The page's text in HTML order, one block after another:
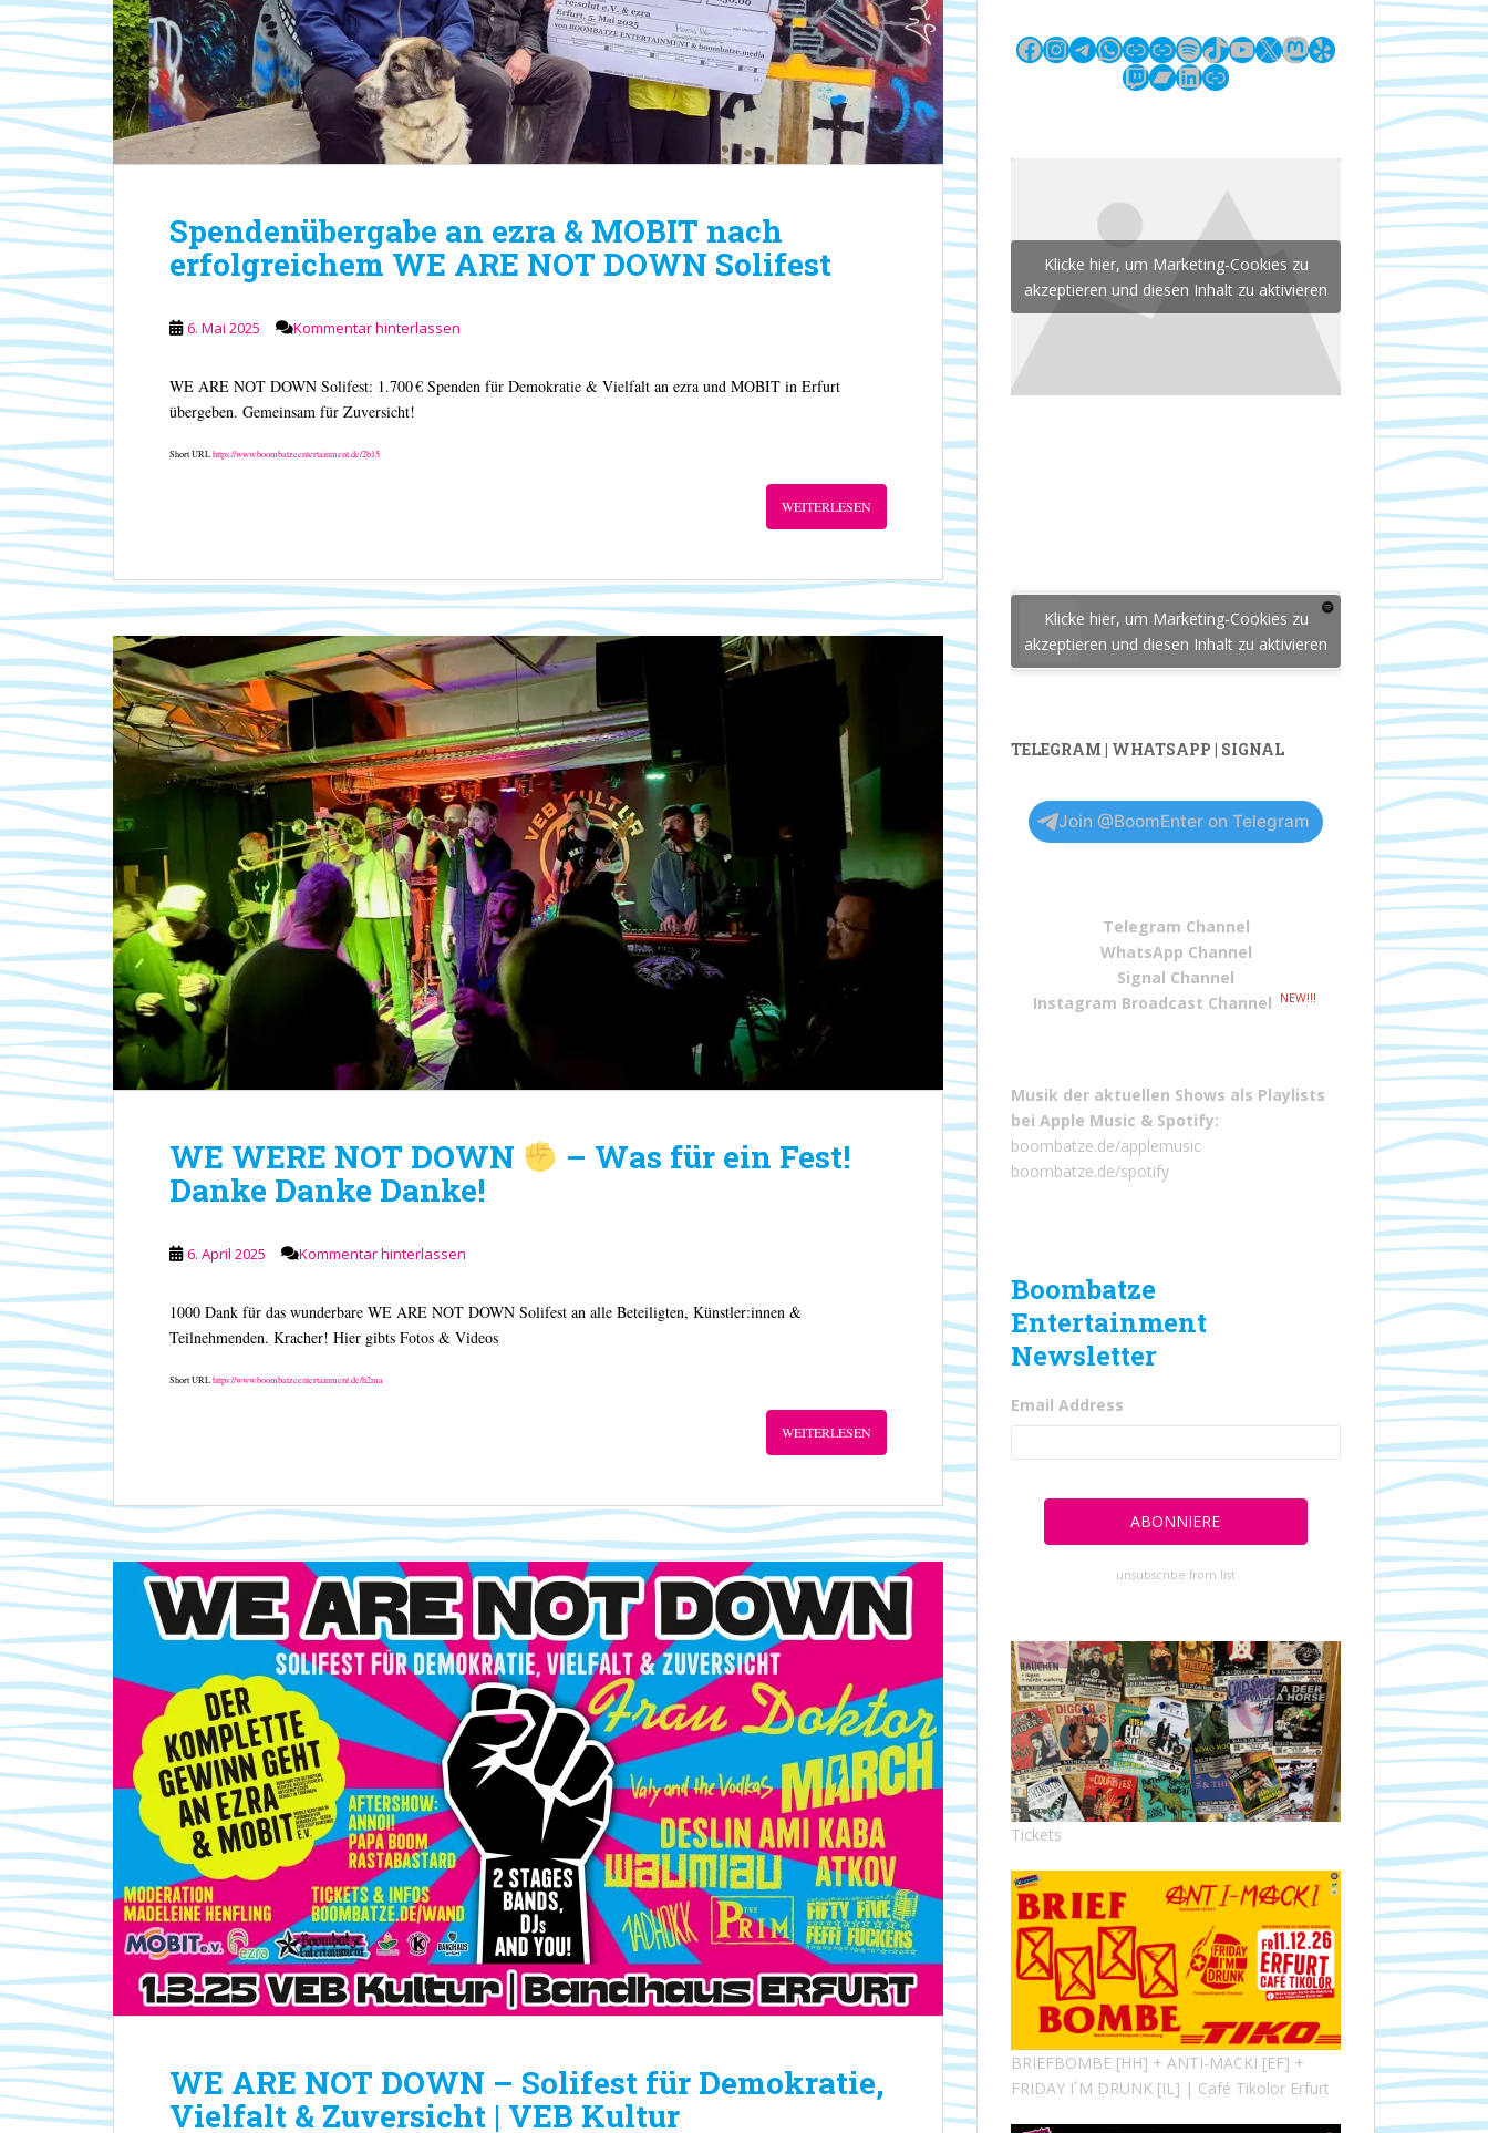
Spendenübergabe an ezra & MOBIT nach
erfolgreichem WE ARE NOT DOWN Solifest
6. Mai 2025 Kommentar hinterlassen
WE ARE NOT DOWN Solifest: 1.700 € Spenden für Demokratie & Vielfalt an ezra und MOBIT in Erfurt
übergeben. Gemeinsam für Zuversicht!
Short URLhttps://www.boombatzeentertainment.de/2b15
WEITERLESEN
WE WERE NOT DOWN
– Was für ein Fest!
Danke Danke Danke!
6. April 2025 Kommentar hinterlassen
1000 Dank für das wunderbare WE ARE NOT DOWN Solifest an alle Beteiligten, Künstler:innen &
Teilnehmenden. Kracher! Hier gibts Fotos & Videos
Short URLhttps://www.boombatzeentertainment.de/h2ma
WEITERLESEN
WE ARE NOT DOWN – Solifest für Demokratie,
Vielfalt & Zuversicht | VEB Kultur
Facebook
Instagram
Telegram
WhatsApp
LinkLinkSpotify
TikTok
YouTube
X Mastodon
Yelp
Twitch
Bandcamp
LinkedIn
Link
Klicke hier, um Marketing-Cookies zu
akzeptieren und diesen Inhalt zu aktivieren
Klicke hier, um Marketing-Cookies zu
akzeptieren und diesen Inhalt zu aktivieren
TELEGRAM | WHATSAPP | SIGNAL
Join @BoomEnter on Telegram
Telegram Channel
WhatsApp Channel
Signal Channel
Instagram Broadcast Channel
NEW!!!
Musik der aktuellen Shows als Playlists
bei Apple Music & Spotify:
boombatze.de/applemusic
boombatze.de/spotify
Boombatze
Entertainment
Newsletter
Email Address
unsubscribe from list
Tickets
BRIEFBOMBE [HH] + ANTI-MACKI [EF] +
FRIDAY I´M DRUNK [IL] | Café Tikolor Erfurt